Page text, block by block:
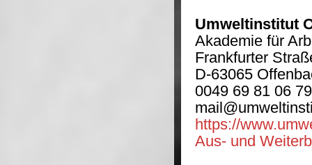
Umweltinstitut
Akademie für
Frankfurter
D-63065
0049 69 81 06 79
https://
Aus- und